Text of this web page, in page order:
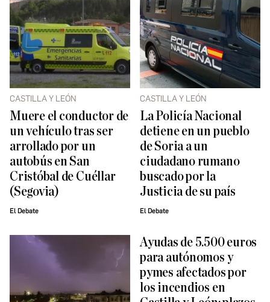
CASTILLA Y LEÓN
Muere el conductor de
un vehículo tras ser
arrollado por un
autobús en San
Cristóbal de Cuéllar
(Segovia)
El Debate
CASTILLA Y LEÓN
La Policía Nacional
detiene en un pueblo
de Soria a un
ciudadano rumano
buscado por la
Justicia de su país
El Debate
Ayudas de 5.500 euros
para autónomos y
pymes afectados por
los incendios en